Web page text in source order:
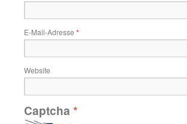
E-Mail-Adresse *
Website
Captcha *